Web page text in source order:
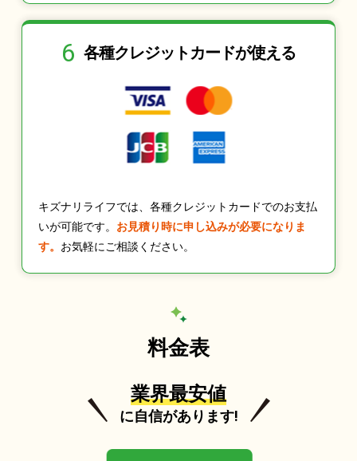
6 各種クレジットカードが使える
キズナリライフでは、各種クレジットカードでのお支払
いが可能です。 お見積り時に申し込みが必要になりま
す。 お気軽にご相談ください。
料金表
業界最安値
に自信があります!